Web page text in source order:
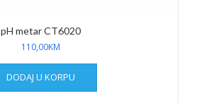
pH metar CT6020
110,00KM
DODAJ U KORPU